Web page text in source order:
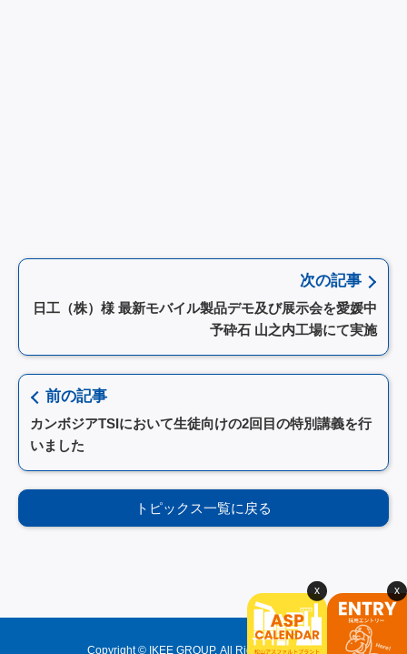
次の記事
日工（株）様 最新モバイル製品デモ及び展示会を愛媛中
予砕石 山之内工場にて実施
前の記事
カンボジアTSIにおいて生徒向けの2回目の特別講義を行
いました
トピックス一覧に戻る
Copyright © IKEE GROUP. All Rights Reserved.